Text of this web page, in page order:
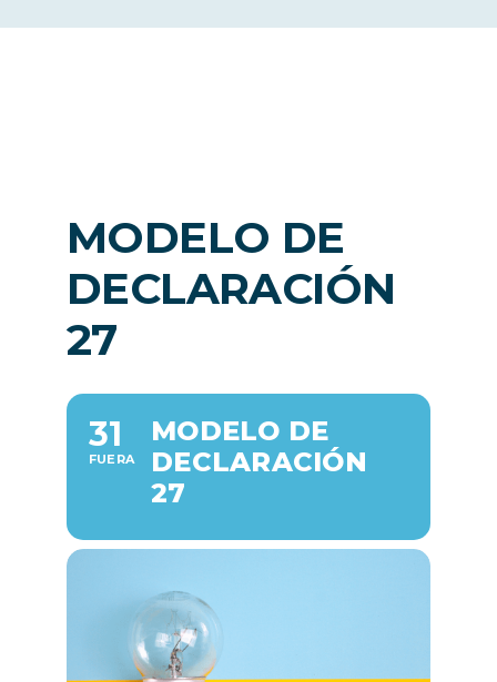
MODELO DE
DECLARACIÓN
27
31
FUERA
MODELO DE
DECLARACIÓN
27